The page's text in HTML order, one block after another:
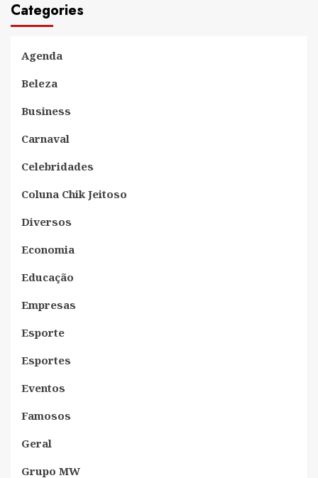
Categories
Agenda
Beleza
Business
Carnaval
Celebridades
Coluna Chik Jeitoso
Diversos
Economia
Educação
Empresas
Esporte
Esportes
Eventos
Famosos
Geral
Grupo MW